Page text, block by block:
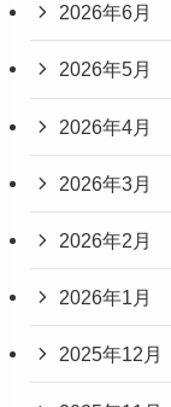
2026年6月
2026年5月
2026年4月
2026年3月
2026年2月
2026年1月
2025年12月